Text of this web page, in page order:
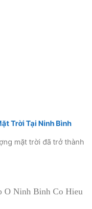
Trời Tại Ninh Bình
mặt trời đã trở thành